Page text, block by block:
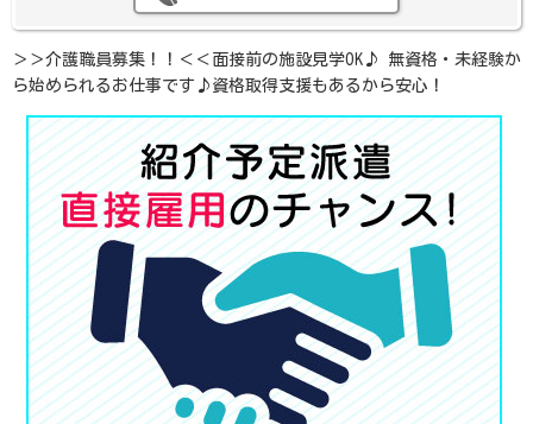
＞＞介護職員募集！！＜＜面接前の施設見学OK♪ 無資格・未経験か
ら始められるお仕事です♪資格取得支援もあるから安心！